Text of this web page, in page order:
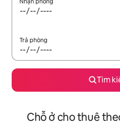
Trả phòng
Tìm
Chỗ ở cho thuê